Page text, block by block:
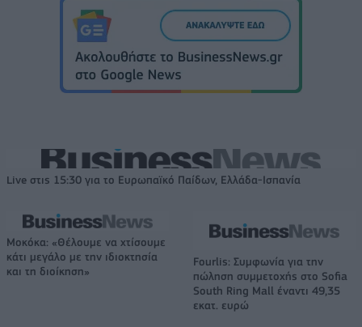
Live στις 15:30 για το Ευρωπαϊκό Παίδων, Ελλάδα-Ισπανία
Μοκόκα: «Θέλουμε να χτίσουμε
κάτι μεγάλο με την ιδιοκτησία
και τη διοίκηση»
Fourlis: Συμφωνία για την
πώληση συμμετοχής στο Sofia
South Ring Mall έναντι 49,35
εκατ. ευρώ